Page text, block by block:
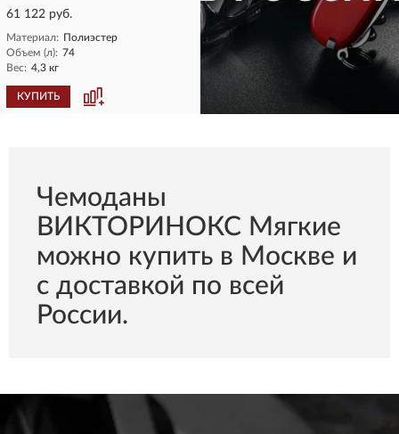
61 122 руб.
Материал: Полиэстер
Объем (л): 74
Вес: 4,3 кг
КУПИТЬ
Чемоданы
ВИКТОРИНОКС Мягкие
можно купить в Москве и
с доставкой по всей
России.